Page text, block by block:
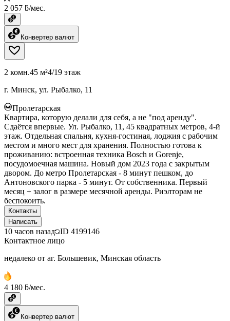
2 057 ƃ/мес.
Конвертер валют
2 комн.45 м²4/19 этаж
г. Минск, ул. Рыбалко, 11
Пролетарская
Квартира, которую делали для себя, а не "под аренду".
Сдаётся впервые. Ул. Рыбалко, 11, 45 квадратных метров, 4-й
этаж. Отдельная спальня, кухня-гостиная, лоджия с рабочим
местом и много мест для хранения. Полностью готова к
проживанию: встроенная техника Bosch и Gorenje,
посудомоечная машина. Новый дом 2023 года с закрытым
двором. До метро Пролетарская - 8 минут пешком, до
Антоновского парка - 5 минут. От собственника. Первый
месяц + залог в размере месячной аренды. Риэлторам не
беспокоить.
Контакты
Написать
10 часов назад ID 4199146
Контактное лицо
недалеко от аг. Большевик, Минская область
4 180 ƃ/мес.
Конвертер валют